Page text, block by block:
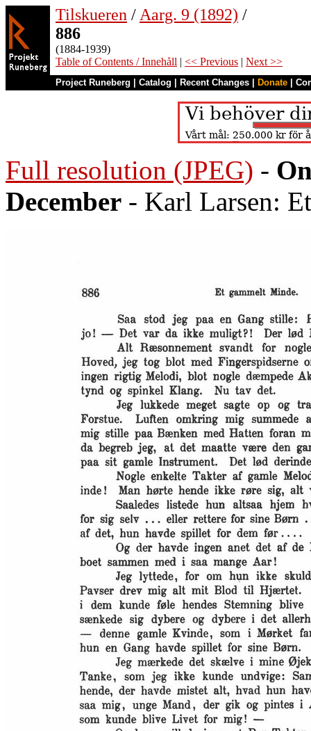
Tilskueren / Aarg. 9 (1892) /
886
(1884-1939)
Table of Contents / Innehåll | << Previous | Next >>
Project Runeberg Catalog Recent Changes Donate
Full resolution (JPEG) -
December - Karl Larsen: